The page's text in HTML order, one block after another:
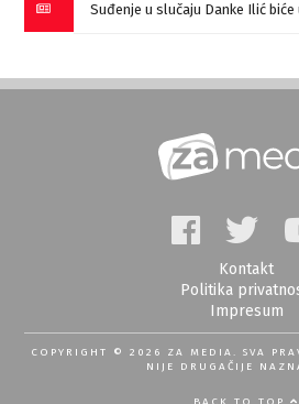
Kontakt
Politika
Impresum
COPYRIGHT © 2026 ZA MEDIA. SVA
NIJE DRUGAČIJE